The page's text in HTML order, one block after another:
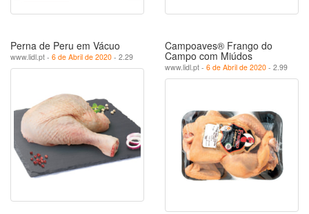
Perna de Peru em Vácuo
www.lidl.pt - 6 de Abril de 2020 - 2.29
Campoaves® Frango do
Campo com Miúdos
www.lidl.pt - 6 de Abril de 2020 - 2.99